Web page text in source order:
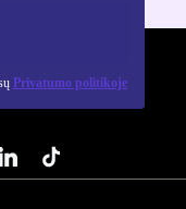
Privatumo politikoje